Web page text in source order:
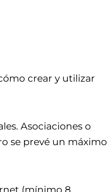
crear y utilizar
Asociaciones o
se prevé un máximo